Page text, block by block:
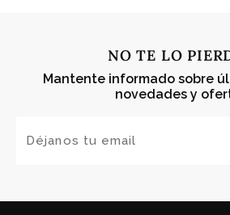
NO TE LO
Mantente informado sobre
novedades y